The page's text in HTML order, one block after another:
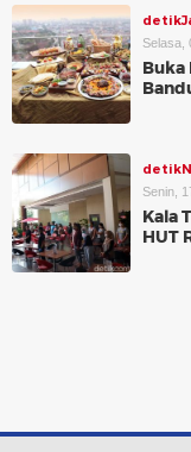
Selasa,
Buka
Senin,
Kala
HUT